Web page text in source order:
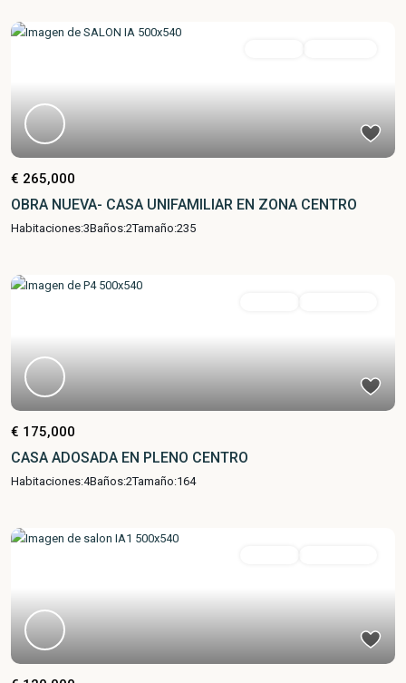
€ 265,000
OBRA NUEVA- CASA UNIFAMILIAR EN ZONA CENTRO
Habitaciones:3Baños:2Tamaño:235
€ 175,000
CASA ADOSADA EN PLENO CENTRO
Habitaciones:4Baños:2Tamaño:164